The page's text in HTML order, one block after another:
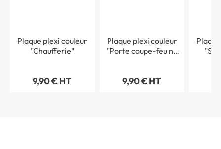
Plaque plexi couleur
"Chaufferie"
9,90 € HT
Plaque plexi couleur
"Porte coupe-feu ne
9,90 € HT